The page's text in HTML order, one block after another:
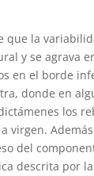
que la
y se agrava
en el borde
donde en
los
virgen.
del
descrita por